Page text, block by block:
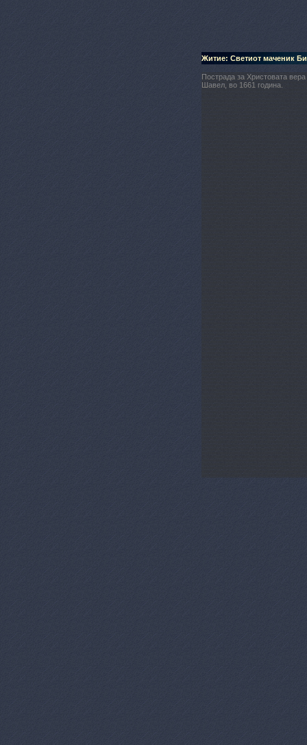
Житие: Светиот маченик
Пострада за Христовата
Шавел, во 1661 година.